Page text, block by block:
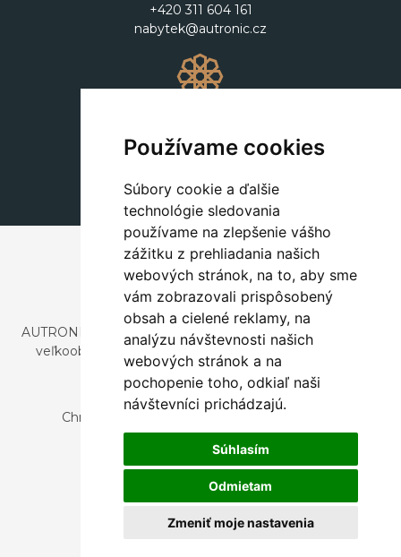
Používame cookies
Súbory cookie a ďalšie
technológie sledovania
používame na zlepšenie vášho
zážitku z prehliadania našich
webových stránok, na to, aby sme
vám zobrazovali prispôsobený
obsah a cielené reklamy, na
analýzu návštevnosti našich
webových stránok a na
pochopenie toho, odkiaľ naši
návštevníci prichádzajú.
Súhlasím
Odmietam
Zmeniť moje nastavenia
+420 311 604 161
nabytek@autronic.cz
+420 311 604 182
dekorace@autronic.cz
AUTRONIC, s.r.o. je spoločnosť zaoberajúca sa dovozom a
veľkoobchodným predajom dizajnového aj štýlového
nábytku a dekorácií.
Česká republika
Chrustenice 270, 267 12 Loděnice u Berouna
Slovensko
Nová 366, 032 02 Závažná Poruba